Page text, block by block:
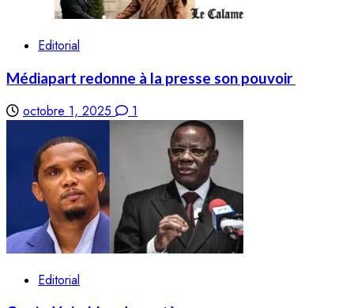
Editorial
Médiapart redonne à la presse son pouvoir
octobre 1, 2025 1
Editorial